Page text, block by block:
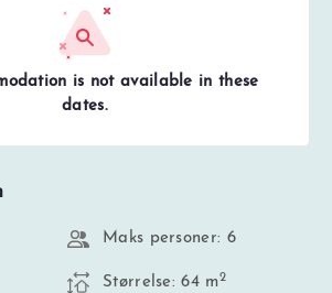
is not available in these
dates.
Maks personer: 6
Størrelse: 64 m2